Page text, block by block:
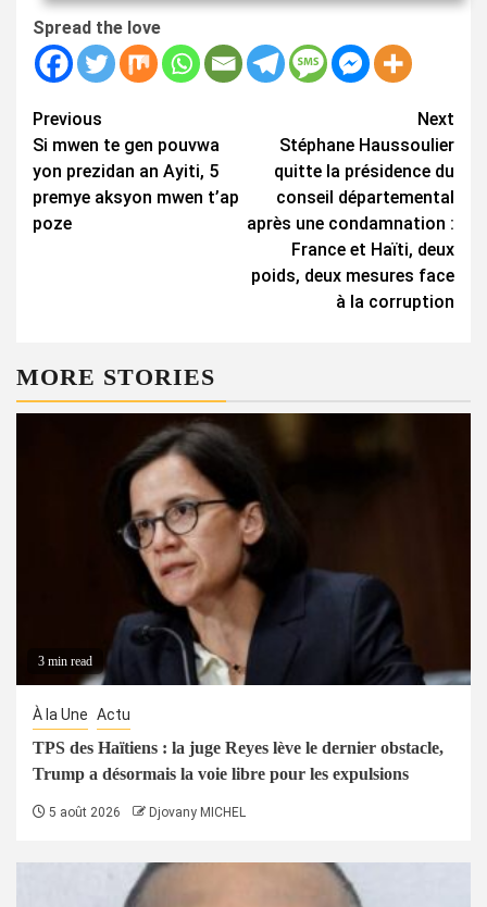
Spread the love
Continue
Reading
Previous
Si mwen te gen pouvwa
yon prezidan an Ayiti, 5
premye aksyon mwen t’ap
poze
Next
Stéphane Haussoulier
quitte la présidence du
conseil départemental
après une condamnation :
France et Haïti, deux
poids, deux mesures face
à la corruption
MORE STORIES
3 min read
À la Une Actu
TPS des Haïtiens : la juge Reyes lève le dernier obstacle,
Trump a désormais la voie libre pour les expulsions
5 août 2026 Djovany MICHEL